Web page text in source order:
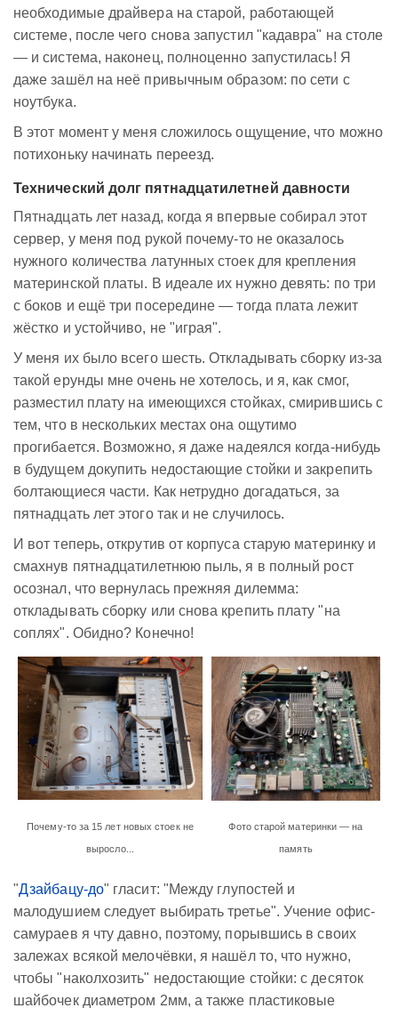
необходимые драйвера на старой, работающей
системе, после чего снова запустил "кадавра" на столе
— и система, наконец, полноценно запустилась! Я
даже зашёл на неё привычным образом: по сети с
ноутбука.
В этот момент у меня сложилось ощущение, что можно
потихоньку начинать переезд.
Технический долг пятнадцатилетней давности
Пятнадцать лет назад, когда я впервые собирал этот
сервер, у меня под рукой почему-то не оказалось
нужного количества латунных стоек для крепления
материнской платы. В идеале их нужно девять: по три
с боков и ещё три посередине — тогда плата лежит
жёстко и устойчиво, не "играя".
У меня их было всего шесть. Откладывать сборку из-за
такой ерунды мне очень не хотелось, и я, как смог,
разместил плату на имеющихся стойках, смирившись с
тем, что в нескольких местах она ощутимо
прогибается. Возможно, я даже надеялся когда-нибудь
в будущем докупить недостающие стойки и закрепить
болтающиеся части. Как нетрудно догадаться, за
пятнадцать лет этого так и не случилось.
И вот теперь, открутив от корпуса старую материнку и
смахнув пятнадцатилетнюю пыль, я в полный рост
осознал, что вернулась прежняя дилемма:
откладывать сборку или снова крепить плату "на
соплях". Обидно? Конечно!
Почему-то за 15 лет новых стоек не
выросло...
Фото старой материнки — на
память
"Дзайбацу-до" гласит: "Между глупостей и
малодушием следует выбирать третье". Учение офис-
самураев я чту давно, поэтому, порывшись в своих
залежах всякой мелочёвки, я нашёл то, что нужно,
чтобы "наколхозить" недостающие стойки: с десяток
шайбочек диаметром 2мм, а также пластиковые